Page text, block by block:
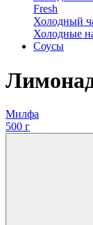
Fresh
Холодный
Холодные
Соусы
Милфа
500 г